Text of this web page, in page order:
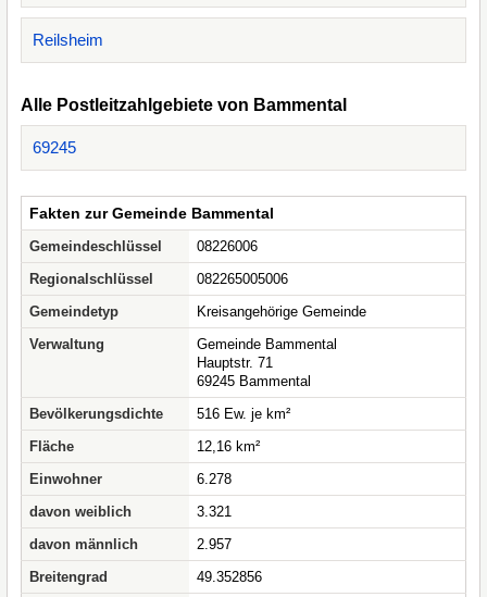
Reilsheim
Alle Postleitzahlgebiete von Bammental
69245
Fakten zur Gemeinde Bammental
Gemeindeschlüssel
08226006
Regionalschlüssel
082265005006
Gemeindetyp
Kreisangehörige Gemeinde
Verwaltung
Gemeinde Bammental
Hauptstr. 71
69245 Bammental
Bevölkerungsdichte
516 Ew. je km²
Fläche
12,16 km²
Einwohner
6.278
davon weiblich
3.321
davon männlich
2.957
Breitengrad
49.352856